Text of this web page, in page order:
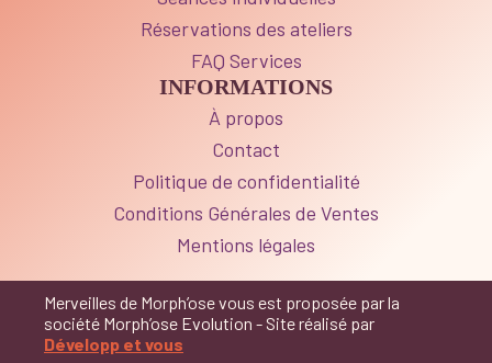
Réservations des ateliers
FAQ Services
INFORMATIONS
À propos
Contact
Politique de confidentialité
Conditions Générales de Ventes
Mentions légales
Merveilles de Morph’ose vous est proposée par la
société Morph’ose Evolution - Site réalisé par
Développ et vous